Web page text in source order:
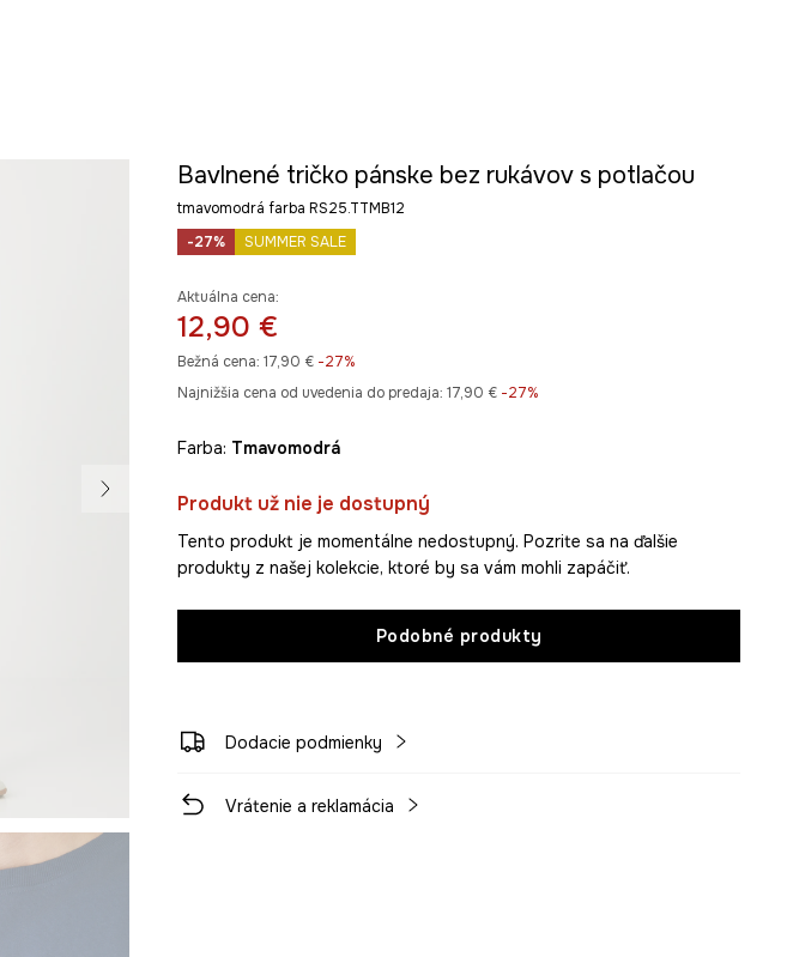
Bavlnené tričko pánske bez rukávov s potlačou
tmavomodrá farba RS25.TTMB12
-27%
SUMMER SALE
Aktuálna cena:
12,90 €
Bežná cena: 17,90 €-27%
Najnižšia cena od uvedenia do predaja: 17,90 € -27%
Farba: tmavomodrá
Produkt už nie je dostupný
Tento produkt je momentálne nedostupný. Pozrite sa na ďalšie
produkty z našej kolekcie, ktoré by sa vám mohli zapáčiť.
Podobné produkty
Dodacie podmienky
Vrátenie a reklamácia